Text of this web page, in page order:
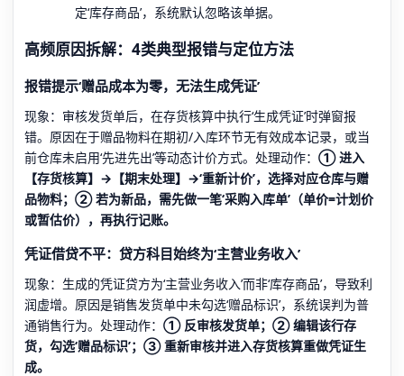
定‘库存商品’，系统默认忽略该单据。
高频原因拆解：4类典型报错与定位方法
报错提示‘赠品成本为零，无法生成凭证’
现象：审核发货单后，在存货核算中执行‘生成凭证’时弹窗报
错。原因在于赠品物料在期初/入库环节无有效成本记录，或当
前仓库未启用‘先进先出’等动态计价方式。处理动作： ① 进入
【存货核算】→【期末处理】→‘重新计价’，选择对应仓库与赠
品物料；② 若为新品，需先做一笔‘采购入库单’（单价=计划价
或暂估价），再执行记账。
凭证借贷不平：贷方科目始终为‘主营业务收入’
现象：生成的凭证贷方为‘主营业务收入’而非‘库存商品’，导致利
润虚增。原因是销售发货单中未勾选‘赠品标识’，系统误判为普
通销售行为。处理动作： ① 反审核发货单；② 编辑该行存
货，勾选‘赠品标识’；③ 重新审核并进入存货核算重做凭证生
成。